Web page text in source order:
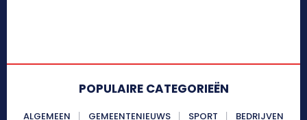
POPULAIRE CATEGORIEËN
ALGEMEEN GEMEENTENIEUWS SPORT
BEDRIJVEN